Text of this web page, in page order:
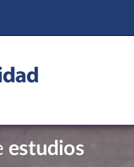
estudios